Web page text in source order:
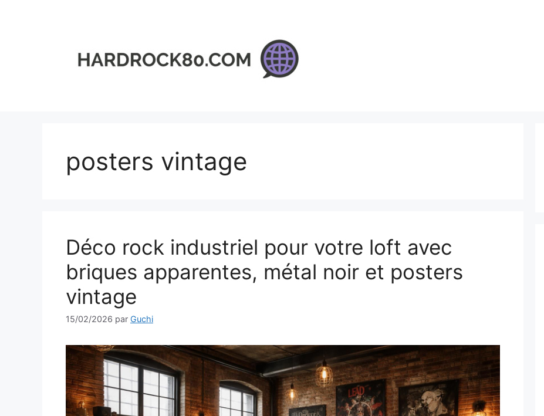
posters vintage
Déco rock industriel pour votre loft avec
briques apparentes, métal noir et posters
vintage
15/02/2026 par Guchi